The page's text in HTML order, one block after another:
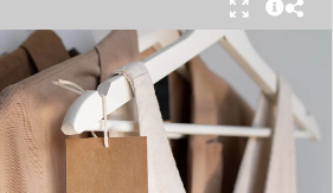
что Неделя моды в Париже —
про безумные тренды, на
посмотрит с
интересный тренд этого
к реальной жизни. Показы
роскошь и мастерство стиля